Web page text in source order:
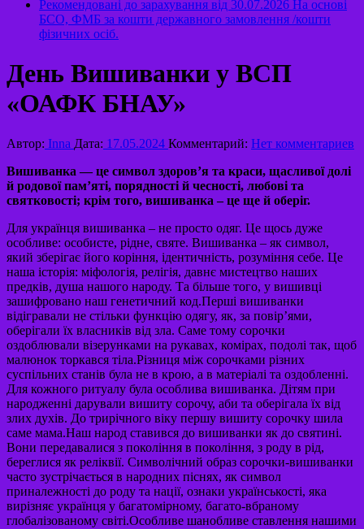
Рекомендовані до зарахування від 30.07.2026 На основі
БСО, ФМБ за кошти державного замовлення /кошти
фізичних осіб.
День Вишиванки у ВСП
«ОАФК БНАУ»
Автор: Inna Дата: 17.05.2024 Комментарий: Нет комментариев
Вишиванка — це символ здоров’я та краси, щасливої долі
й родової пам’яті, порядності й чесності, любові та
святковості; крім того, вишиванка – це ще й оберіг.
Для українця вишиванка – не просто одяг. Це щось дуже
особливе: особисте, рідне, святе. Вишиванка – як символ,
який зберігає його коріння, ідентичність, розуміння себе. Це
наша історія: міфологія, релігія, давнє мистецтво наших
предків, душа нашого народу. Та більше того, у вишивці
зашифровано наш генетичний код.Перші вишиванки
відігравали не стільки функцію одягу, як, за повір’ями,
оберігали їх власників від зла. Саме тому сорочки
оздоблювали візерунками на рукавах, комірах, подолі так, щоб
малюнок торкався тіла.Різниця між сорочками різних
суспільних станів була не в крою, а в матеріалі та оздобленні.
Для кожного ритуалу була особлива вишиванка. Дітям при
народженні дарували вишиту сорочу, аби та оберігала їх від
злих духів. До трирічного віку першу вишиту сорочку шила
саме мама.Наш народ ставився до вишиванки як до святині.
Вони передавалися з покоління в покоління, з роду в рід,
береглися як реліквії. Символічний образ сорочки-вишиванки
часто зустрічається в народних піснях, як символ
приналежності до роду та нації, ознаки українськості, яка
вирізняє українця у багатомірному, багато-вбраному
глобалізованому світі.Особливе шанобливе ставлення нашими